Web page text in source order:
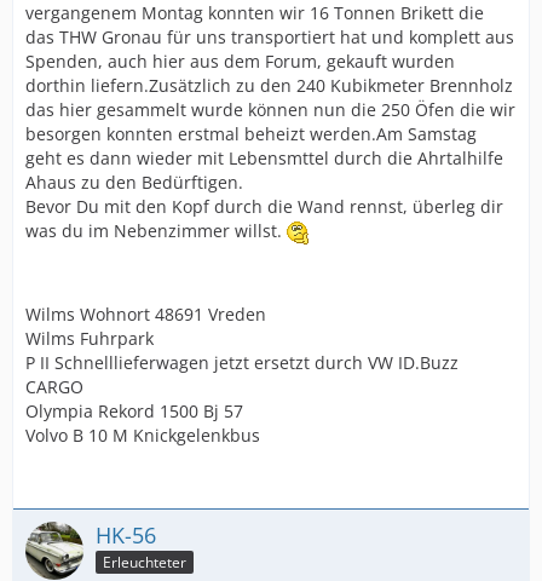
vergangenem Montag konnten wir 16 Tonnen Brikett die
das THW Gronau für uns transportiert hat und komplett aus
Spenden, auch hier aus dem Forum, gekauft wurden
dorthin liefern.Zusätzlich zu den 240 Kubikmeter Brennholz
das hier gesammelt wurde können nun die 250 Öfen die wir
besorgen konnten erstmal beheizt werden.Am Samstag
geht es dann wieder mit Lebensmttel durch die Ahrtalhilfe
Ahaus zu den Bedürftigen.
Bevor Du mit den Kopf durch die Wand rennst, überleg dir
was du im Nebenzimmer willst.
Wilms Wohnort 48691 Vreden
Wilms Fuhrpark
P II Schnelllieferwagen jetzt ersetzt durch VW ID.Buzz
CARGO
Olympia Rekord 1500 Bj 57
Volvo B 10 M Knickgelenkbus
HK-56
Erleuchteter